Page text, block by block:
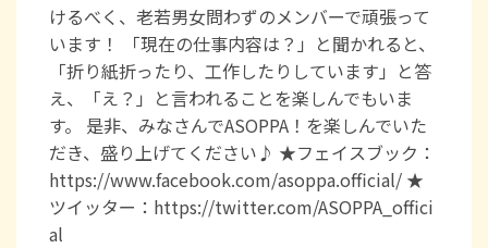
けるべく、老若男女問わずのメンバーで頑張って
います！ 「現在の仕事内容は？」と聞かれると、
「折り紙折ったり、工作したりしています」と答
え、「え？」と言われることを楽しんでもいま
す。 是非、みなさんでASOPPA！を楽しんでいた
だき、盛り上げてください♪ ★フェイスブック：
https://www.facebook.com/asoppa.official/ ★
ツイッター：https://twitter.com/ASOPPA_offici
al